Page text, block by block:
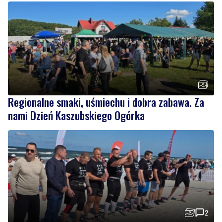
Regionalne smaki, uśmiechu i dobra zabawa. Za
nami Dzień Kaszubskiego Ogórka
2